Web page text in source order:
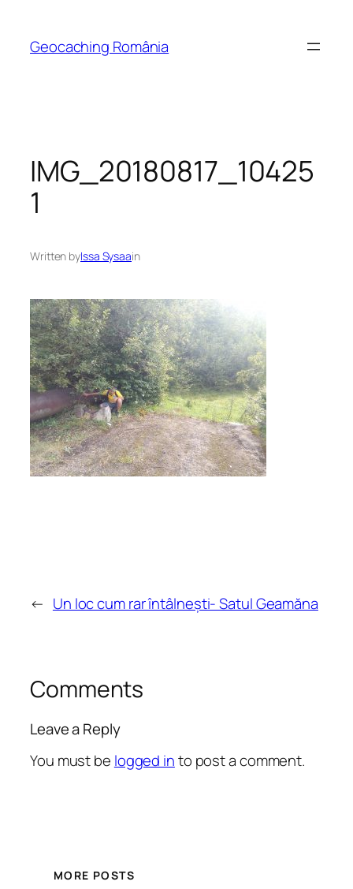
content
Geocaching România
IMG_20180817_10425
1
Written byIssa Sysaain
← Un loc cum rar întâlnești- Satul Geamăna
Comments
Leave a Reply
You must be logged into post a comment.
MORE POSTS